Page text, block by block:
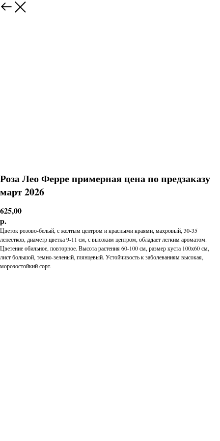
Роза Лео Ферре примерная цена по предзаказу
март 2026
625,00
р.
Цветок розово-белый, с желтым центром и красными краями, махровый, 30-35
лепестков, диаметр цветка 9-11 см, с высоким центром, обладает легким ароматом.
Цветение обильное, повторное. Высота растения 60-100 см, размер куста 100х60 см,
лист большой, темно-зеленый, глянцевый. Устойчивость к заболеваниям высокая,
морозостойкий сорт.